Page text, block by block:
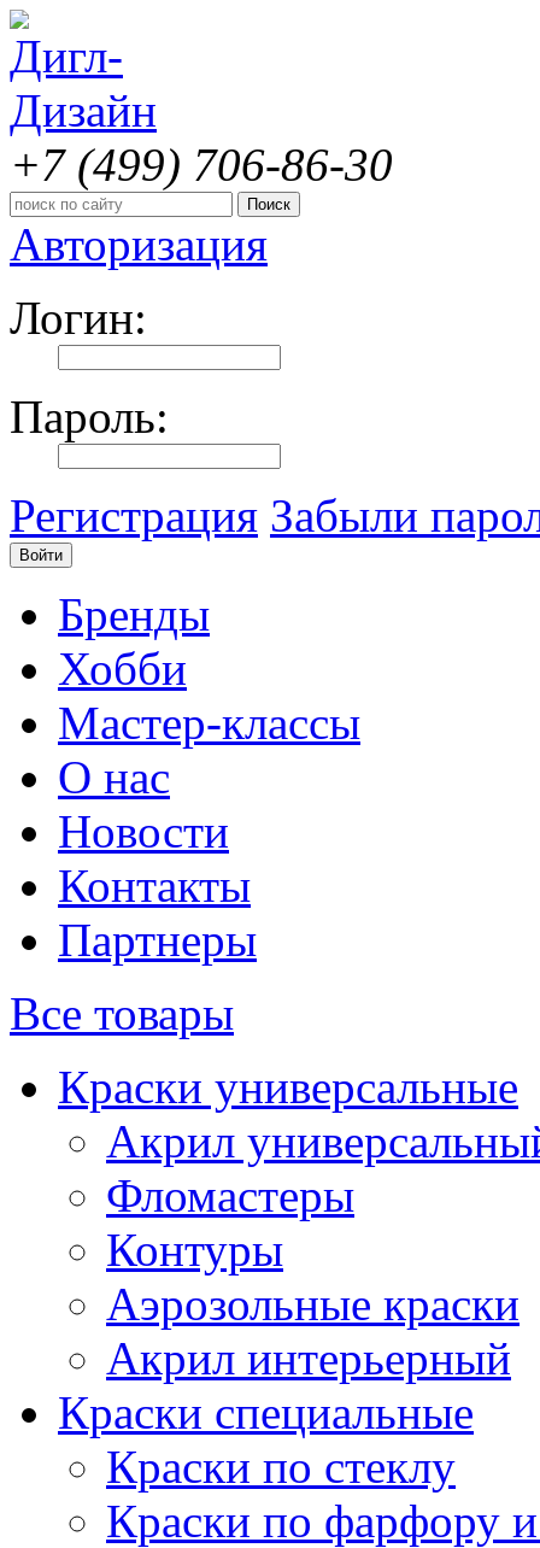
+7 (499) 706-86-30
Авторизация
Логин:
Пароль:
Регистрация Забыли
Бренды
Хобби
Мастер-классы
О нас
Новости
Контакты
Партнеры
Все товары
Краски универсальные
Акрил
Фломастеры
Контуры
Аэрозольные краски
Акрил интерьерный
Краски специальные
Краски по стеклу
Краски по фарфору